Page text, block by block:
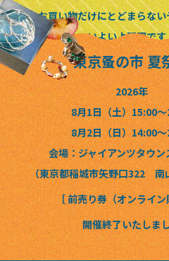
絶品フードやドリン
お買い物だけにとどまらな
いよいよ開園です
東京蚤の市 夏
2026年
8月1日（土）15:00
8月2日（日）14:00
会場：ジャイアンツタウン
（東京都稲城市矢野口322 南
［ 前売り券（オンライン
開催終了いたしま